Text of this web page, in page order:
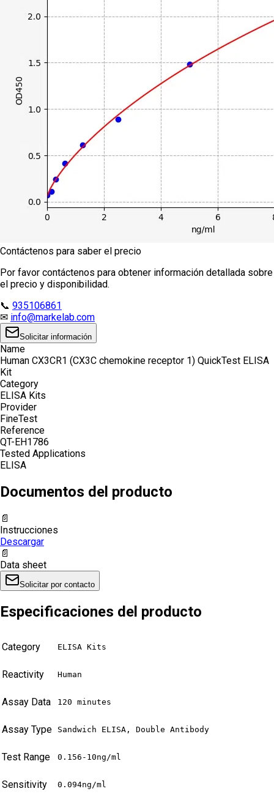
Contáctenos para saber el precio
Por favor contáctenos para obtener información detallada sobre
el precio y disponibilidad.
📞 935106861
✉ info@markelab.com
Solicitar información
Name
Human CX3CR1 (CX3C chemokine receptor 1) QuickTest ELISA
Kit
Category
ELISA Kits
Provider
FineTest
Reference
QT-EH1786
Tested Applications
ELISA
Documentos del producto
📄
Instrucciones
Descargar
📄
Data sheet
Solicitar por contacto
Especificaciones del producto
Category ELISA Kits
Reactivity Human
Assay Data 120 minutes
Assay Type Sandwich ELISA, Double Antibody
Test Range 0.156-10ng/ml
Sensitivity 0.094ng/ml